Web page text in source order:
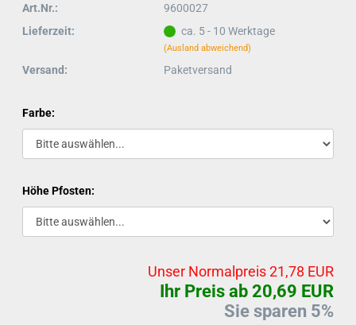
Art.Nr.:
9600027
Lieferzeit:
ca. 5 - 10 Werktage
(Ausland abweichend)
Versand: Paketversand
Farbe:
Höhe Pfosten:
Unser Normalpreis 21,78 EUR
Ihr Preis ab 20,69 EUR
Sie sparen 5%